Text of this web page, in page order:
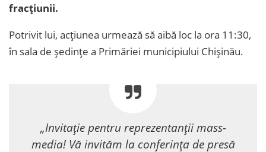
fracțiunii.
Potrivit lui, acțiunea urmează să aibă loc la ora 11:30,
în sala de ședințe a Primăriei municipiului Chișinău.
„Invitație pentru reprezentanții mass-
media! Vă invităm la conferința de presă